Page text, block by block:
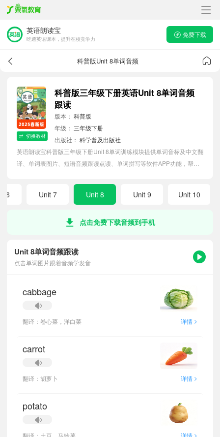
英语朗读宝
吃透英语课本，提升在校竞争力
免费下载
科普版Unit 8单词音频
切换教材
科普版三年级下册英语Unit 8单词音频
跟读
版本： 科普版
年级： 三年级下册
出版社： 科学普及出版社
英语朗读宝科普版三年级下册Unit 8单词训练模块提供单词音标及中文翻
译、单词表图片、短语音频跟读点读、单词拼写等软件APP功能，帮助
6 Unit 7 Unit 8 Unit 9 Unit 10
点击免费下载音频到手机
Unit 8单词音频跟读
点击单词图片跟着音频学发音
cabbage
翻译：卷心菜，洋白菜 详情 >
carrot
翻译：胡萝卜 详情 >
potato
翻译：土豆，马铃薯 详情 >